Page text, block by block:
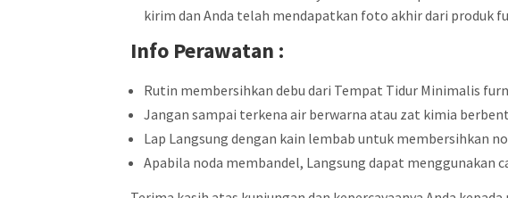
kirim dan Anda telah mendapatkan foto akhir dari produk
Info Perawatan :
Rutin membersihkan debu dari Tempat Tidur Minimalis
Jangan sampai terkena air berwarna atau zat kimia
Lap Langsung dengan kain lembab untuk membersihkan
Apabila noda membandel, Langsung dapat menggunakan